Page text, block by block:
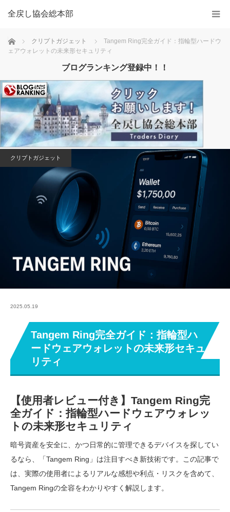
全戻し協会総本部
Home クリプトガジェット
Tangem Ring完全ガイド：指輪型ハードウ
ェアウォレットの未来形セキュリティ
ブログランキング登録中！！
クリプトガジェット
2025.05.19
Tangem Ring完全ガイド：指輪型ハ
ードウェアウォレットの未来形セキュ
リティ
【使用者レビュー付き】Tangem Ring完
全ガイド：指輪型ハードウェアウォレッ
トの未来形セキュリティ
暗号資産を安全に、かつ日常的に管理できるデバイスを探してい
るなら、「Tangem Ring」は注目すべき新技術です。この記事で
は、実際の使用者によるリアルな感想や利点・リスクを含めて、
Tangem Ringの全容をわかりやすく解説します。